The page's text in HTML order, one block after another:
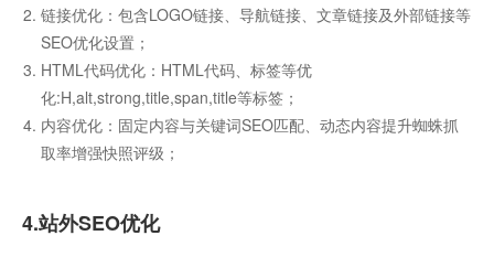
链接优化：包含LOGO链接、导航链接、文章链接及外部链接等
SEO优化设置；
HTML代码优化：HTML代码、标签等优
化:H,alt,strong,title,span,title等标签；
内容优化：固定内容与关键词SEO匹配、动态内容提升蜘蛛抓
取率增强快照评级；
4.站外SEO优化